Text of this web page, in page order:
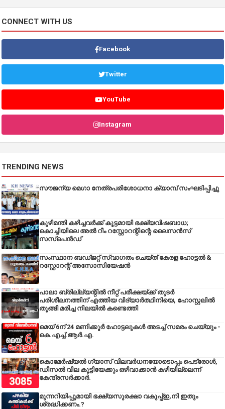
CONNECT WITH US
Facebook
Twitter
YouTube
Instagram
TRENDING NEWS
സൗജന്യ മെഗാ നേത്രപരിശോധനാ ക്യാമ്പ് സംഘടിപ്പിച്ചു
കുഴിമന്തി കഴിച്ചവർക്ക് കൂട്ടമായി ഭക്ഷ്യവിഷബാധ;
കൊച്ചിയിലെ അൽ റീം റസ്റ്റോറന്റിന്റെ ലൈസൻസ്
സസ്പെൻഡ്
സംസ്ഥാന ബഡ്‌ജറ്റ് സ്വാഗതം ചെയ്ത് കേരള ഹോട്ടൽ &
റസ്റ്റോറന്റ് അസോസിയേഷൻ
പാലാ ബ്രില്ല്യന്റിൽ നീറ്റ് പരീക്ഷയ്ക്ക് തുടർ
പരിശീലനത്തിന് എത്തിയ വിദ്യാർത്ഥിനിയെ, ഹോസ്റ്റലിൽ
തൂങ്ങി മരിച്ച നിലയിൽ കണ്ടെത്തി
മെയ് 6ന് 24 മണിക്കൂർ ഹോട്ടലുകൾ അടച്ച് സമരം ചെയ്യും -
കെ.എച്ച്.ആർ.എ.
കൊമേർഷ്യൽ ഗ്യാസ് വിലവർധനയോടൊപ്പം പെട്രോൾ,
ഡീസല്‍ വില കൂട്ടിയേക്കും ഒഴിവാക്കാന്‍ കഴിയില്ലെന്ന്
കേന്ദ്രസര്‍ക്കാര്‍.
മുന്നറിയിപ്പുമായി ഭക്ഷ്യസുരക്ഷാ വകുപ്പ്ഇ,നി ഇതും
ശ്രദ്ധിക്കണം.?